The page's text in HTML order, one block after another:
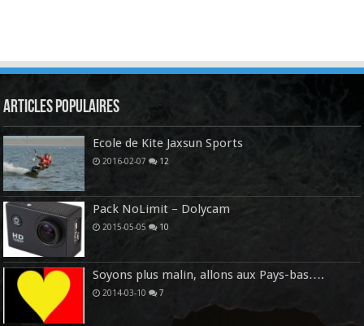
Articles Populaires
Ecole de Kite Jaxsun Sports
2016-02-07 12
Pack NoLimit – Dolycam
2015-05-05 10
Soyons plus malin, allons aux Pays-bas….
2014-03-10 7